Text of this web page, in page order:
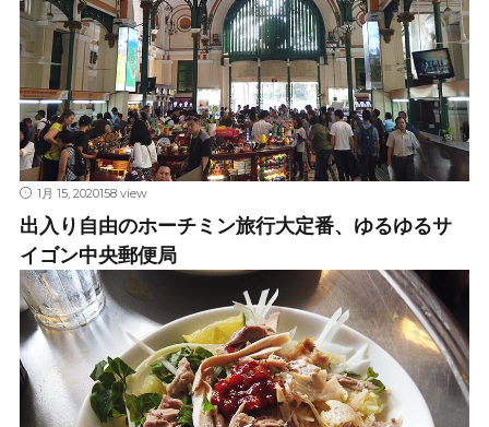
1月 15, 2020158 view
出入り自由のホーチミン旅行大定番、ゆるゆるサ
イゴン中央郵便局